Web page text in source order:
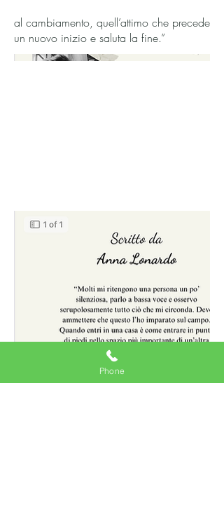
al cambiamento, quell’attimo che precede
un nuovo inizio e saluta la fine.”
Phone